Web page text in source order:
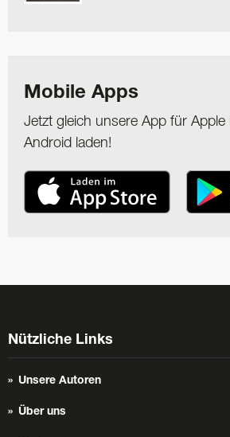
Mobile Apps
Jetzt gleich unsere App für Apple
Android laden!
Nützliche Links
Unsere Autoren
Über uns